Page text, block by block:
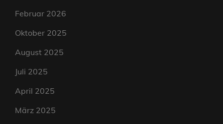
Februar 2026
Oktober 2025
August 2025
Juli 2025
April 2025
März 2025